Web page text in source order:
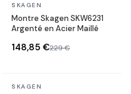
En stock
SKAGEN
Montre Skagen SKW6231
Argenté en Acier Maillé
148,85 €229 €
En stock
SKAGEN